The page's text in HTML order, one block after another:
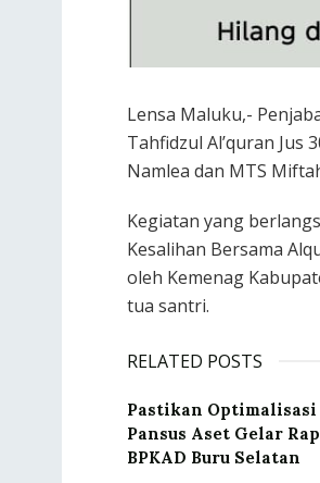
Lensa Maluku,-
Tahfidzul Al’quran Jus
Namlea dan MTS
Kegiatan yang
Kesalihan Bersama
oleh Kemenag
tua santri.
RELATED POSTS
Pastikan Optimalisasi
Pansus Aset Gelar
BPKAD Buru Selatan